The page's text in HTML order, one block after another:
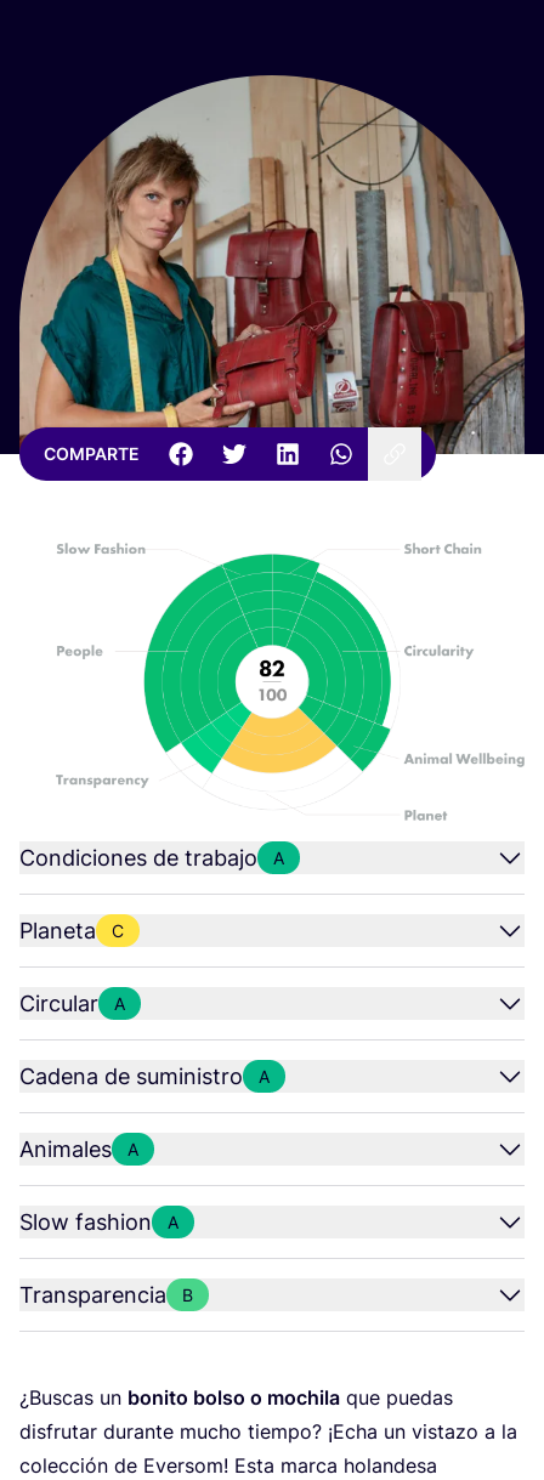
COMPARTE
Condiciones de trabajo A
Planeta C
Circular A
Cadena de suministro A
Animales A
Slow fashion A
Transparencia B
¿Bus­cas un boni­to bol­so o mochi­la que pue­das
dis­fru­tar duran­te mucho tiem­po? ¡Echa un vis­ta­zo a la
colec­ción de Ever­som! Esta mar­ca holan­de­sa